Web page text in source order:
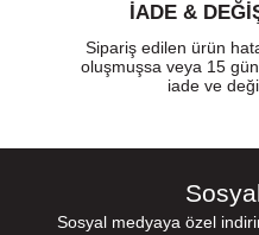
İADE &
Sipariş edilen ürün
oluşmuşsa veya 15
iade ve
Sosyal medyaya özel